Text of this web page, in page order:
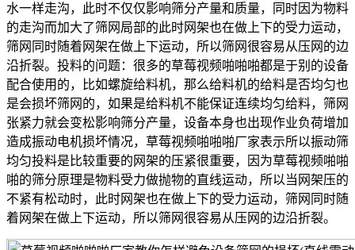
水一样走沟，此时不仅仅影响筛分产量和质量，同时因为物料
的走沟而加大了筛网局部的此时网架也在做上下的受力运动，
筛网同时随着网架在做上下运动，所以筛网很容易从压网的边
沿折裂。投料的问题：很多的草莓视频啪啪啪都是于别的设备
配合使用的，比如螺旋给料机，那么给料机的给料是否均匀也
是会损坏筛网的，如果是给料机不能保证连续均匀给料，筛网
张紧力就会变松影响筛分产量，设备本身也出现作业负荷增加
造成振动电机损坏情况，草莓视频啪啪啪厂家表示所以振动筛
均匀投料是比较重要的网架的压紧很重要，因为草莓视频啪啪
啪的筛分原理是物料受力做抛物的直线运动，所以当网架压的
不紧有松动时，此时网架也在做上下的受力运动，筛网同时随
着网架在做上下运动，所以筛网很容易从压网的边沿折裂。